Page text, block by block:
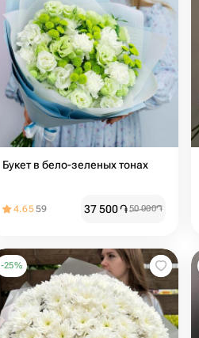
Букет в бело-зеленых тонах
4.6559 37 500֏50 000֏
-25%